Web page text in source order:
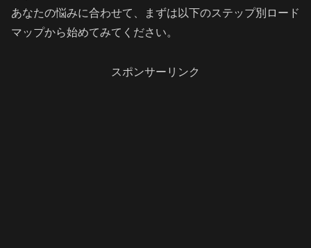
あなたの悩みに合わせて、まずは以下のステップ別ロード
マップから始めてみてください。
スポンサーリンク